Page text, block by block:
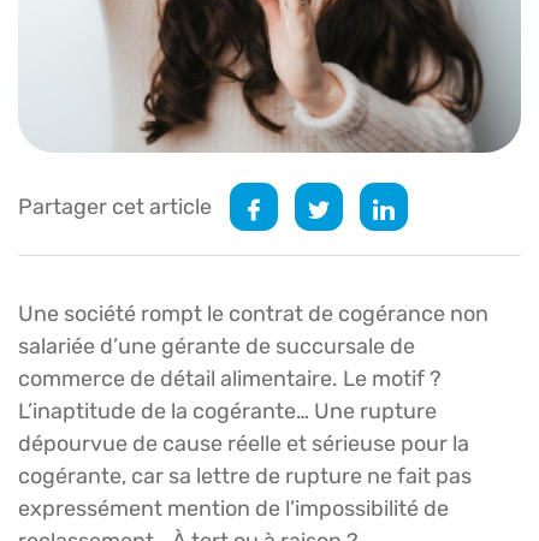
Partager cet article
Une société rompt le contrat de cogérance non
salariée d’une gérante de succursale de
commerce de détail alimentaire. Le motif ?
L’inaptitude de la cogérante… Une rupture
dépourvue de cause réelle et sérieuse pour la
cogérante, car sa lettre de rupture ne fait pas
expressément mention de l’impossibilité de